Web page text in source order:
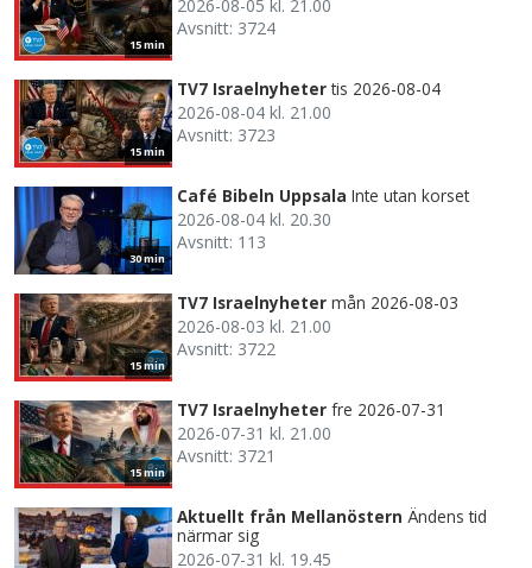
15 min
2026-08-05 kl. 21.00
Avsnitt: 3724
15 min
TV7 Israelnyheter tis 2026-08-04
2026-08-04 kl. 21.00
Avsnitt: 3723
30 min
Café Bibeln Uppsala Inte utan korset
2026-08-04 kl. 20.30
Avsnitt: 113
15 min
TV7 Israelnyheter mån 2026-08-03
2026-08-03 kl. 21.00
Avsnitt: 3722
15 min
TV7 Israelnyheter fre 2026-07-31
2026-07-31 kl. 21.00
Avsnitt: 3721
Aktuellt från Mellanöstern Ändens tid
närmar sig
2026-07-31 kl. 19.45